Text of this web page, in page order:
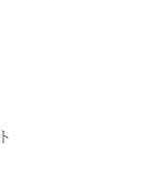
イン予約はこ
Harvest 」へのログ